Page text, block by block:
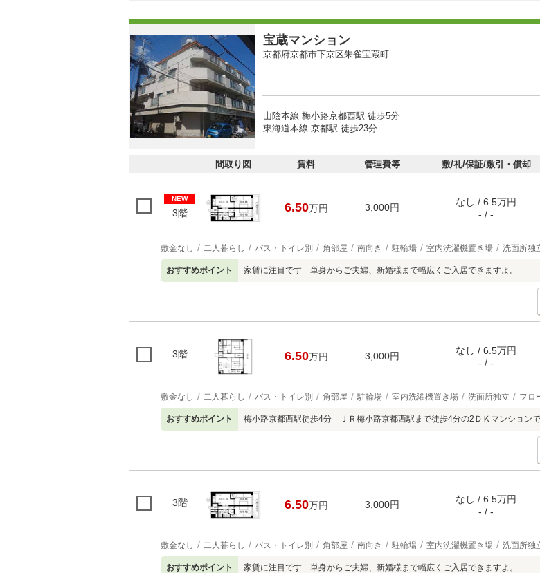
宝蔵マンション
京都府京都市下京区朱雀宝蔵町
山陰本線 梅小路京都西駅 徒歩5分
東海道本線 京都駅 徒歩23分
間取り図 賃料 管理費等 敷/礼/保証/敷引・償却
NEW
3階 6.50万円 3,000円
なし / 6.5万円
- / -
敷金なし 二人暮らし バス・トイレ別 角部屋 南向き 駐輪場 室内洗濯機置き場 洗面所独
おすすめポイント 家賃に注目です 単身からご夫婦、新婚様まで幅広くご入居できますよ。
3階 6.50万円 3,000円
なし / 6.5万円
- / -
敷金なし 二人暮らし バス・トイレ別 角部屋 駐輪場 室内洗濯機置き場 洗面所独立 フロ
おすすめポイント 梅小路京都西駅徒歩4分 ＪＲ梅小路京都西駅まで徒歩4分の2ＤＫマンションで
3階 6.50万円 3,000円
なし / 6.5万円
- / -
敷金なし 二人暮らし バス・トイレ別 角部屋 南向き 駐輪場 室内洗濯機置き場 洗面所独
おすすめポイント 家賃に注目です 単身からご夫婦、新婚様まで幅広くご入居できますよ。